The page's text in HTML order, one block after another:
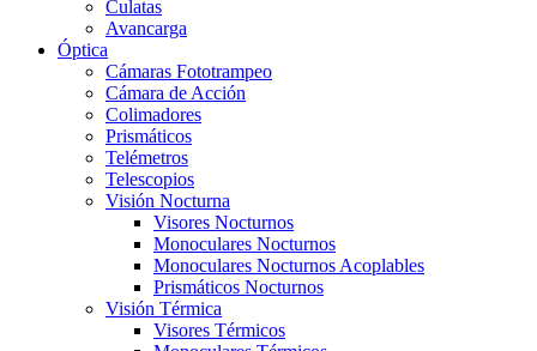
Culatas
Avancarga
Óptica
Cámaras Fototrampeo
Cámara de Acción
Colimadores
Prismáticos
Telémetros
Telescopios
Visión Nocturna
Visores Nocturnos
Monoculares Nocturnos
Monoculares Nocturnos Acoplables
Prismáticos Nocturnos
Visión Térmica
Visores Térmicos